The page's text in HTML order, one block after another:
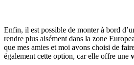
Enfin, il est possible de monter à bord
rendre plus aisément dans la zone
que mes amies et moi avons choisi de
également cette option, car elle offre une